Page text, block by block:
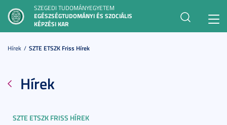
SZEGEDI TUDOMÁNYEGYETEM
EGÉSZSÉGTUDOMÁNYI ÉS SZOCIÁLIS
KÉPZÉSI KAR
Hírek SZTE ETSZK Friss Hírek
Hírek
SZTE ETSZK FRISS HÍREK